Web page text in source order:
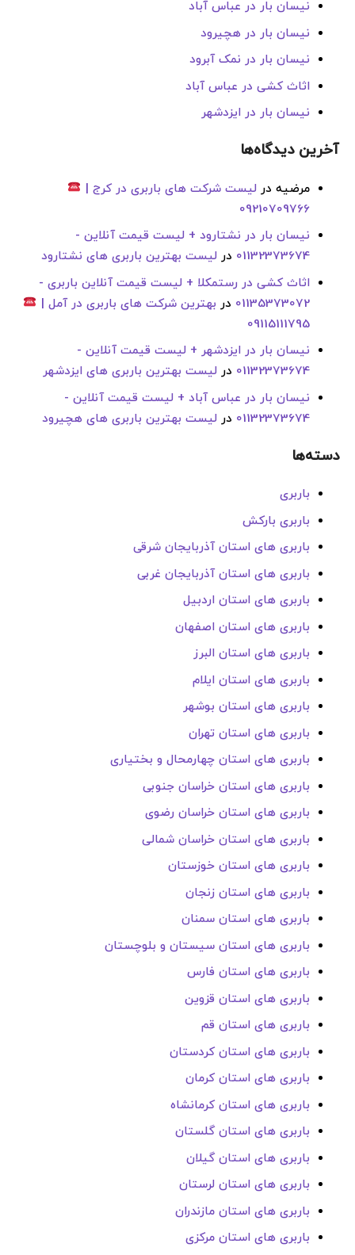
نیسان بار در عباس آباد
نیسان بار در هچیرود
نیسان بار در نمک آبرود
اثاث کشی در عباس آباد
نیسان بار در ایزدشهر
آخرین دیدگاه‌ها
مرضیه درلیست شرکت های باربری در کرج |
09210709766
نیسان بار در نشتارود + لیست قیمت آنلاین -
01132373674 درلیست بهترین باربری های نشتارود
اثاث کشی در رستمکلا + لیست قیمت آنلاین باربری -
01135373072 در بهترین شرکت های باربری در آمل |
09115111795
نیسان بار در ایزدشهر + لیست قیمت آنلاین -
01132373674 درلیست بهترین باربری های ایزدشهر
نیسان بار در عباس آباد + لیست قیمت آنلاین -
01132373674 درلیست بهترین باربری های هچیرود
دسته‌ها
باربری
باربری بارکش
باربری های استان آذربایجان شرقی
باربری های استان آذربایجان غربی
باربری های استان اردبیل
باربری های استان اصفهان
باربری های استان البرز
باربری های استان ایلام
باربری های استان بوشهر
باربری های استان تهران
باربری های استان چهارمحال و بختیاری
باربری های استان خراسان جنوبی
باربری های استان خراسان رضوی
باربری های استان خراسان شمالی
باربری های استان خوزستان
باربری های استان زنجان
باربری های استان سمنان
باربری های استان سیستان و بلوچستان
باربری های استان فارس
باربری های استان قزوین
باربری های استان قم
باربری های استان کردستان
باربری های استان کرمان
باربری های استان کرمانشاه
باربری های استان گلستان
باربری های استان گیلان
باربری های استان لرستان
باربری های استان مازندران
باربری های استان مرکزی